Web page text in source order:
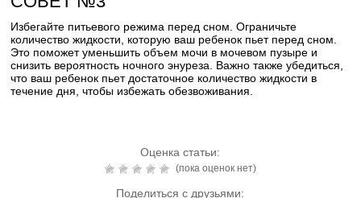
Избегайте питьевого режима перед сном. Ограничьте
количество жидкости, которую ваш ребенок пьет перед сном.
Это поможет уменьшить объем мочи в мочевом пузыре и
снизить вероятность ночного энуреза. Важно также убедиться,
что ваш ребенок пьет достаточное количество жидкости в
течение дня, чтобы избежать обезвоживания.
Оценка статьи:
(пока оценок нет)
Поделиться с друзьями: